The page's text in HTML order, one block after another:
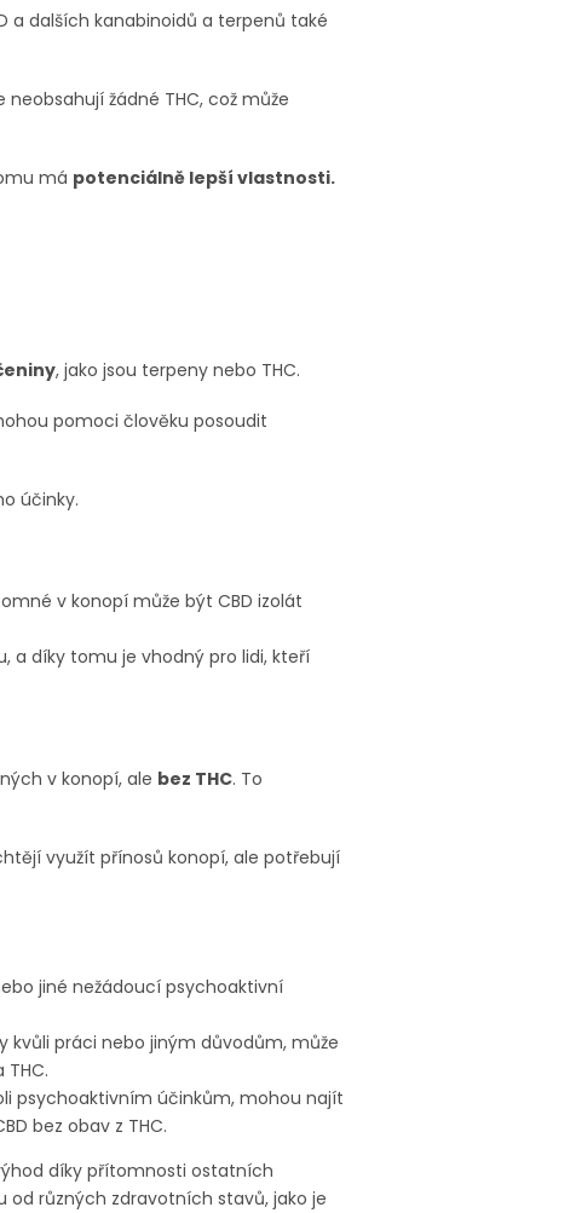
a dalších kanabinoidů a terpenů také
neobsahují žádné THC, což může
má potenciálně lepší vlastnosti.
, jako jsou terpeny nebo THC.
pomoci člověku posoudit
účinky.
v konopí může být CBD izolát
a díky tomu je vhodný pro lidi, kteří
v konopí, ale bez THC. To
využít přínosů konopí, ale potřebují
jiné nežádoucí psychoaktivní
kvůli práci nebo jiným důvodům, může
psychoaktivním účinkům, mohou najít
bez obav z THC.
díky přítomnosti ostatních
od různých zdravotních stavů, jako je